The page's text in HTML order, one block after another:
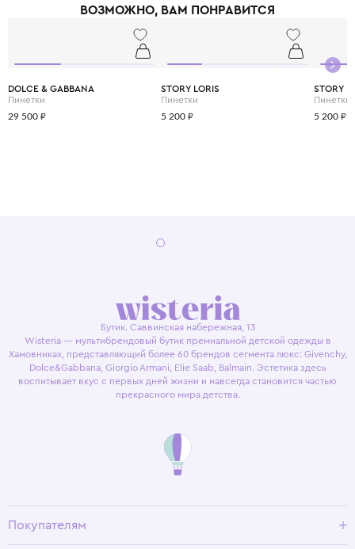
ВОЗМОЖНО, ВАМ ПОНРАВИТСЯ
DOLCE & GABBANA
Пинетки
29 500 ₽
STORY LORIS
Пинетки
5 200 ₽
STORY
Пинетки
5 200 ₽
Бутик. Саввинская набережная, 13
Wisteria — мультибрендовый бутик премиальной детской одежды в
Хамовниках, представляющий более 60 брендов сегмента люкс: Givenchy,
Dolce&Gabbana, Giorgio Armani, Elie Saab, Balmain. Эстетика здесь
воспитывает вкус с первых дней жизни и навсегда становится частью
прекрасного мира детства.
Покупателям